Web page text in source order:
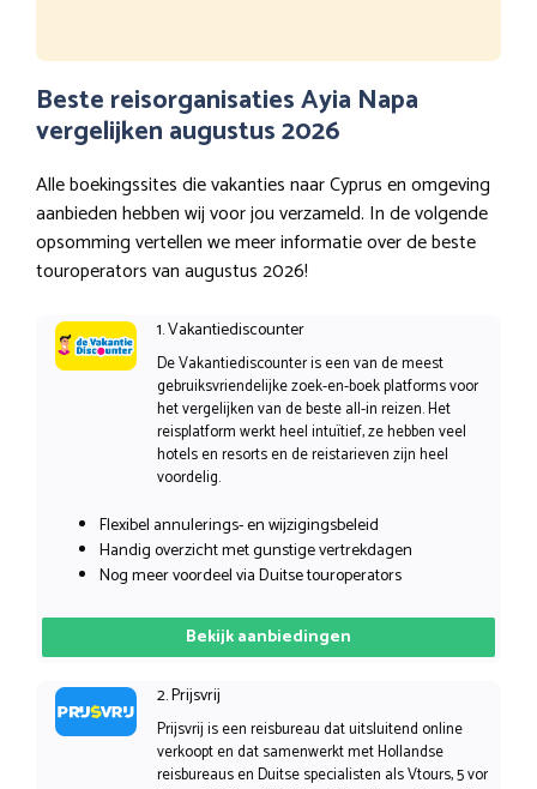
Beste reisorganisaties Ayia Napa
vergelijken augustus 2026
Alle boekingssites die vakanties naar Cyprus en omgeving
aanbieden hebben wij voor jou verzameld. In de volgende
opsomming vertellen we meer informatie over de beste
touroperators van augustus 2026!
1. Vakantiediscounter
De Vakantiediscounter is een van de meest
gebruiksvriendelijke zoek-en-boek platforms voor
het vergelijken van de beste all-in reizen. Het
reisplatform werkt heel intuïtief, ze hebben veel
hotels en resorts en de reistarieven zijn heel
voordelig.
Flexibel annulerings- en wijzigingsbeleid
Handig overzicht met gunstige vertrekdagen
Nog meer voordeel via Duitse touroperators
Bekijk aanbiedingen
2. Prijsvrij
Prijsvrij is een reisbureau dat uitsluitend online
verkoopt en dat samenwerkt met Hollandse
reisbureaus en Duitse specialisten als Vtours, 5 vor